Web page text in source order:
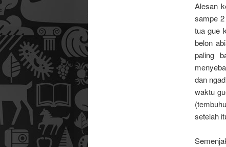
Alesan
sampe
tua gue
belon
paling
dan
waktu
setelah